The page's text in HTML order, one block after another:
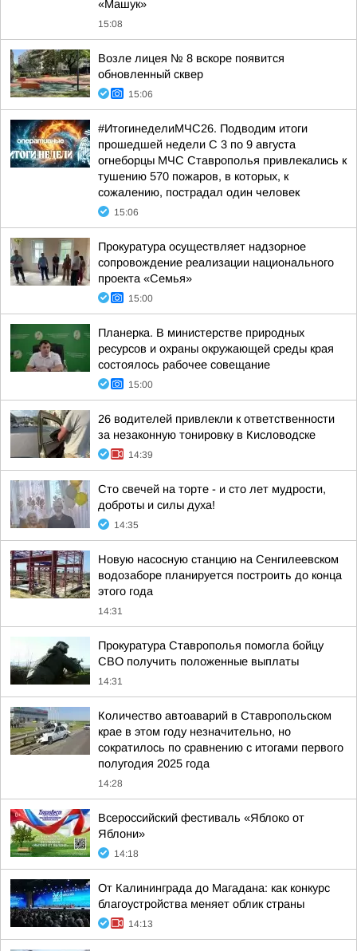
«Машук»
15:08
Возле лицея № 8 вскоре появится
обновленный сквер
15:06
#ИтогинеделиМЧС26. Подводим итоги
прошедшей недели С 3 по 9 августа
огнеборцы МЧС Ставрополья привлекались к
тушению 570 пожаров, в которых, к
сожалению, пострадал один человек
15:06
Прокуратура осуществляет надзорное
сопровождение реализации национального
проекта «Семья»
15:00
Планерка. В министерстве природных
ресурсов и охраны окружающей среды края
состоялось рабочее совещание
15:00
26 водителей привлекли к ответственности
за незаконную тонировку в Кисловодске
14:39
Сто свечей на торте - и сто лет мудрости,
доброты и силы духа!
14:35
Новую насосную станцию на Сенгилеевском
водозаборе планируется построить до конца
этого года
14:31
Прокуратура Ставрополья помогла бойцу
СВО получить положенные выплаты
14:31
Количество автоаварий в Ставропольском
крае в этом году незначительно, но
сократилось по сравнению с итогами первого
полугодия 2025 года
14:28
Всероссийский фестиваль «Яблоко от
Яблони»
14:18
От Калининграда до Магадана: как конкурс
благоустройства меняет облик страны
14:13